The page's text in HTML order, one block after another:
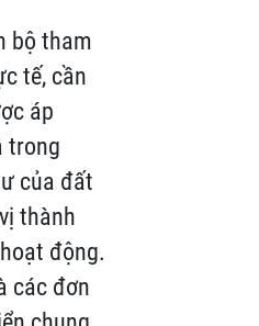
bộ tham
tế, cần
áp
trong
của đất
thành
động.
các đơn